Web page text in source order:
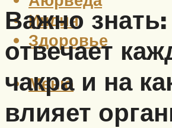
Индия
Здоровье
Меню
Важно знать:
отвечает
чакра и на
влияет